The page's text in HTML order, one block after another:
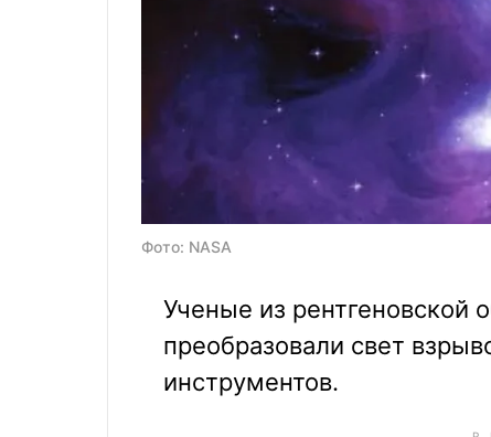
Фото: NASA
Ученые из рентгеновской
преобразовали свет
инструментов.